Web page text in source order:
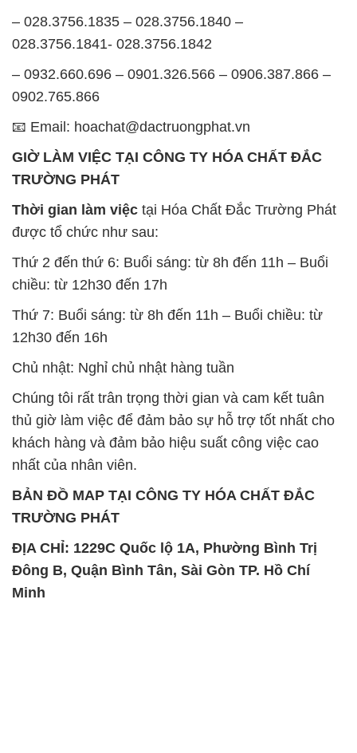
– 028.3756.1835 – 028.3756.1840 –
028.3756.1841- 028.3756.1842
– 0932.660.696 – 0901.326.566 – 0906.387.866 –
0902.765.866
📧 Email: hoachat@dactruongphat.vn
GIỜ LÀM VIỆC TẠI CÔNG TY HÓA CHẤT ĐẮC
TRƯỜNG PHÁT
Thời gian làm việc tại Hóa Chất Đắc Trường Phát
được tổ chức như sau:
Thứ 2 đến thứ 6: Buổi sáng: từ 8h đến 11h – Buổi
chiều: từ 12h30 đến 17h
Thứ 7: Buổi sáng: từ 8h đến 11h – Buổi chiều: từ
12h30 đến 16h
Chủ nhật: Nghỉ chủ nhật hàng tuần
Chúng tôi rất trân trọng thời gian và cam kết tuân
thủ giờ làm việc để đảm bảo sự hỗ trợ tốt nhất cho
khách hàng và đảm bảo hiệu suất công việc cao
nhất của nhân viên.
BẢN ĐỒ MAP TẠI CÔNG TY HÓA CHẤT ĐẮC
TRƯỜNG PHÁT
ĐỊA CHỈ: 1229C Quốc lộ 1A, Phường Bình Trị
Đông B, Quận Bình Tân, Sài Gòn TP. Hồ Chí
Minh